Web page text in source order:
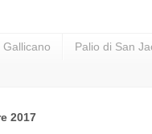
Gallicano Palio di San
2017